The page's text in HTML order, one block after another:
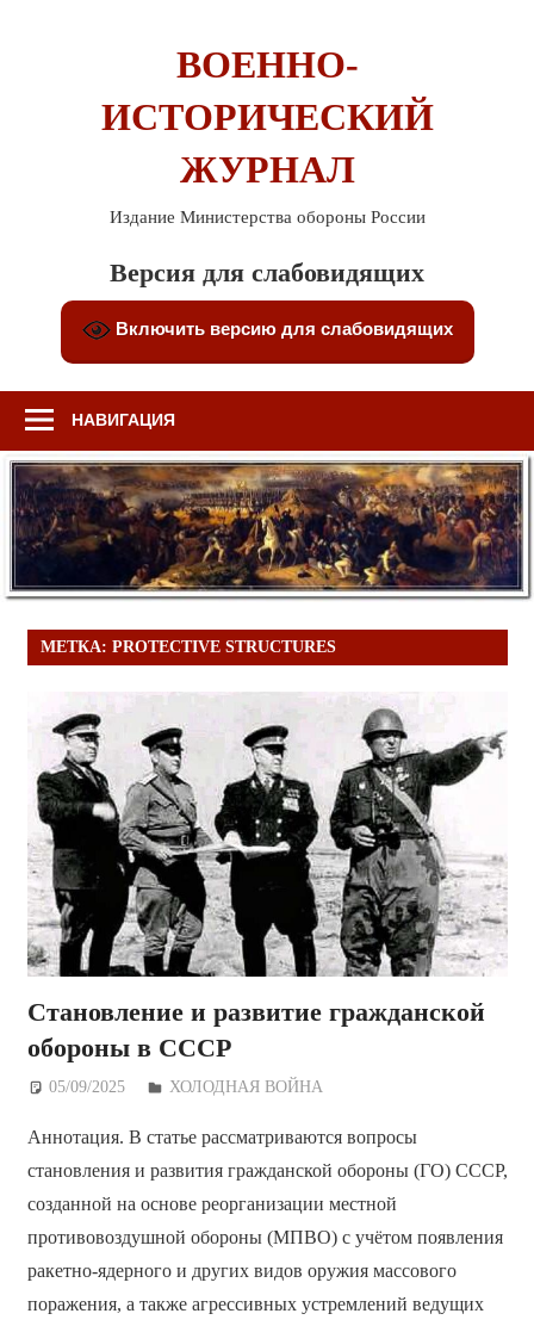
ВОЕННО-
ИСТОРИЧЕСКИЙ
ЖУРНАЛ
Издание Министерства обороны России
Версия для слабовидящих
Включить версию для слабовидящих
НАВИГАЦИЯ
МЕТКА: PROTECTIVE STRUCTURES
Становление и развитие гражданской
обороны в СССР
05/09/2025 Дежурный по Редакции
ХОЛОДНАЯ ВОЙНА
Аннотация. В статье рассматриваются вопросы
становления и развития гражданской обороны (ГО) СССР,
созданной на основе реорганизации местной
противовоздушной обороны (МПВО) с учётом появления
ракетно-ядерного и других видов оружия массового
поражения, а также агрессивных устремлений ведущих